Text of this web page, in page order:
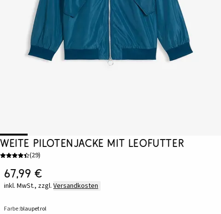
Weite Pilotenjacke mit Leofutter
(29)
67,99 €
inkl. MwSt., zzgl. Versandkosten
Farbe:blaupetrol